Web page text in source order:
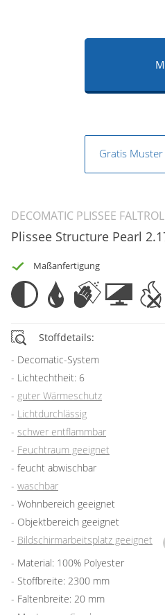
DECOMATIC PLISSEE
Plissee Structure Pearl
Maßanfertigung
Stoffdetails:
Decomatic-System
Lichtechtheit: 6
guter Wärmeschutz
Lichtdurchlässig
schwer entflammbar
Feuchtraum geeignet
feucht abwischbar
waschbar
Wohnbereich geeignet
Objektbereich geeignet
Bildschirmarbeitsplatz geeignet
Material: 100% Polyester
Stoffbreite: 2300 mm
Faltenbreite: 20 mm
Gratis